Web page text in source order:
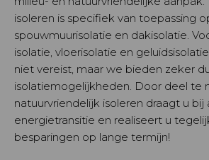
isoleren is specifiek van toepassing
spouwmuurisolatie en dakisolatie.
isolatie, vloerisolatie en
niet vereist, maar we bieden zeker
isolatiemogelijkheden. Door deel te
natuurvriendelijk isoleren draagt u bij
energietransitie en realiseert u
besparingen op lange termijn!